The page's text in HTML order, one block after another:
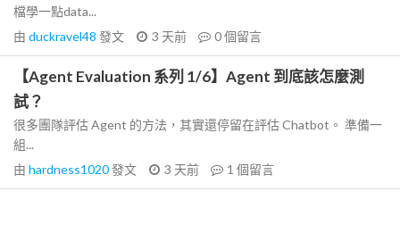
檔學一點data...
由 duckravel48 發文 3 天前 0個留言
【Agent Evaluation 系列 1/6】Agent 到底該怎麼測
試？
很多團隊評估 Agent 的方法，其實還停留在評估 Chatbot。 準備一
組...
由 hardness1020發文 3 天前 1 個留言